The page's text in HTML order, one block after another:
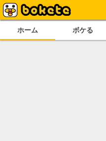
ホーム ボケる